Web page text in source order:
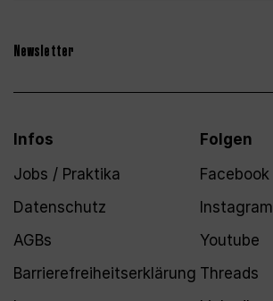
Newsletter
Infos
Jobs / Praktika
Datenschutz
AGBs
Barrierefreiheitserklärung
Folgen
Facebook
Instagram
Youtube
Threads